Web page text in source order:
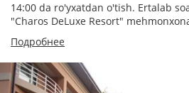
14:00 da ro'yxatdan o'tish. Ertalab
"Charos DeLuxe Resort"
Подробнее